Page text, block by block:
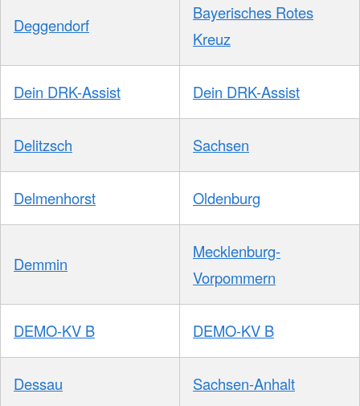
Deggendorf
Bayerisches Rotes
Kreuz
Dein DRK-Assist Dein DRK-Assist
Delitzsch Sachsen
Delmenhorst Oldenburg
Demmin
Mecklenburg-
Vorpommern
DEMO-KV B DEMO-KV B
Dessau Sachsen-Anhalt